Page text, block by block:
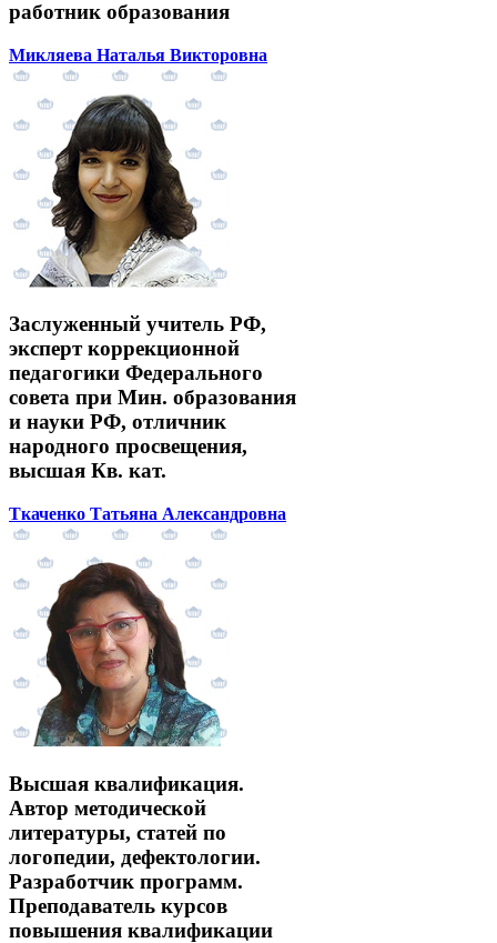
работник образования
Микляева Наталья Викторовна
Заслуженный учитель РФ,
эксперт коррекционной
педагогики Федерального
совета при Мин. образования
и науки РФ, отличник
народного просвещения,
высшая Кв. кат.
Ткаченко Татьяна Александровна
Высшая квалификация.
Автор методической
литературы, статей по
логопедии, дефектологии.
Разработчик программ.
Преподаватель курсов
повышения квалификации